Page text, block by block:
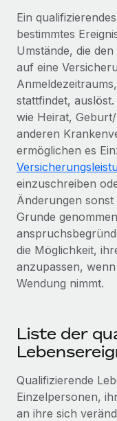
Freelancer:innen
PEO
Auslagern von
INFRASTRUKTUR
Remote
Nahtlose
Plattform
Integrierte HR-
Verknüpfen
Verknüpfung
MCP
Integrationen
Frag unsere
Hilfe von
Startups
Agile HR- und
Unternehmen
Mittelstand
vergrößern
Enterprise
Globale HR für
PARTNER
Strategische
Flexible
Partner
Entdecke die
Remote Build
Beratung zu
Informationen
LERNEN MIT
Forschung und
Fallstudien
HR-Glossar
Checklisten und
Bibliothek für
Webinare
Newsroom
Insights Center
Nederlands
Français
Deutsch
Español
Italiano
Português (Portugal)
中文（简体）
Ein
bestimmtes
Umstände, die
auf eine
stattfindet,
wie Heirat,
anderen
ermöglichen es
einzuschreiben
Änderungen
Grunde
die Möglichkeit,
anzupassen,
Wendung nimmt.
Liste der
Qualifizierende
Einzelpersonen,
an ihre sich